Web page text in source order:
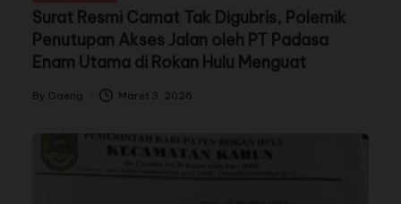
Surat Resmi Camat Tak Digubris, Polemik
Penutupan Akses Jalan oleh PT Padasa
Enam Utama di Rokan Hulu Menguat
By Daeng Maret 3, 2026